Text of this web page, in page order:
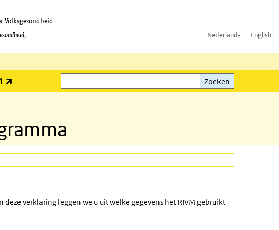
Volksgezondheid
Nederlands English
Zoeken
Zoeken
verklaring leggen we u uit welke gegevens het RIVM gebruikt